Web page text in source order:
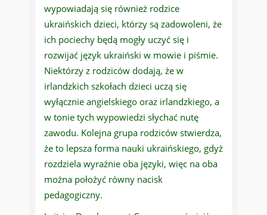
wypowiadają się również rodzice
ukraińskich dzieci, którzy są zadowoleni, że
ich pociechy będą mogły uczyć się i
rozwijać język ukraiński w mowie i piśmie.
Niektórzy z rodziców dodają, że w
irlandzkich szkołach dzieci uczą się
wyłącznie angielskiego oraz irlandzkiego, a
w tonie tych wypowiedzi słychać nutę
zawodu. Kolejna grupa rodziców stwierdza,
że to lepsza forma nauki ukraińskiego, gdyż
rozdziela wyraźnie oba języki, więc na oba
można położyć równy nacisk
pedagogiczny.